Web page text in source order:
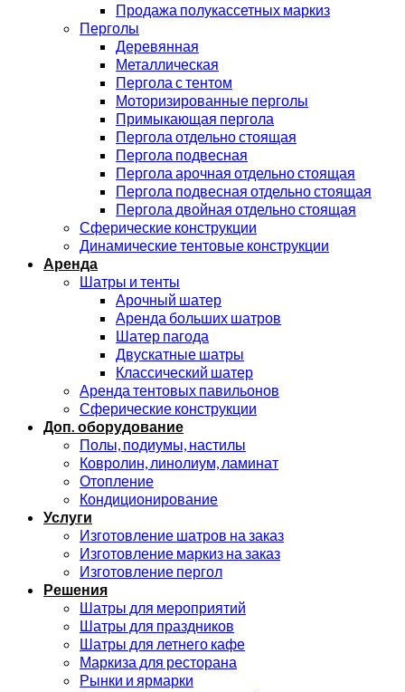
Продажа полукассетных маркиз
Перголы
Деревянная
Металлическая
Пергола с тентом
Моторизированные перголы
Примыкающая пергола
Пергола отдельно стоящая
Пергола подвесная
Пергола арочная отдельно стоящая
Пергола подвесная отдельно стоящая
Пергола двойная отдельно стоящая
Сферические конструкции
Динамические тентовые конструкции
Аренда
Шатры и тенты
Арочный шатер
Аренда больших шатров
Шатер пагода
Двускатные шатры
Классический шатер
Аренда тентовых павильонов
Сферические конструкции
Доп. оборудование
Полы, подиумы, настилы
Ковролин, линолиум, ламинат
Отопление
Кондиционирование
Услуги
Изготовление шатров на заказ
Изготовление маркиз на заказ
Изготовление пергол
Решения
Шатры для мероприятий
Шатры для праздников
Шатры для летнего кафе
Маркиза для ресторана
Рынки и ярмарки